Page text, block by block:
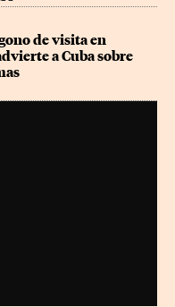
de visita en
a Cuba sobre